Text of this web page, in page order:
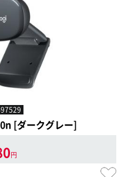
[ダークグレー]
円